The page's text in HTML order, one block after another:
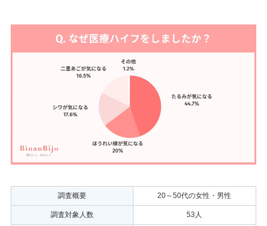
調査概要 20～50代の女性・男性
調査対象人数 53人